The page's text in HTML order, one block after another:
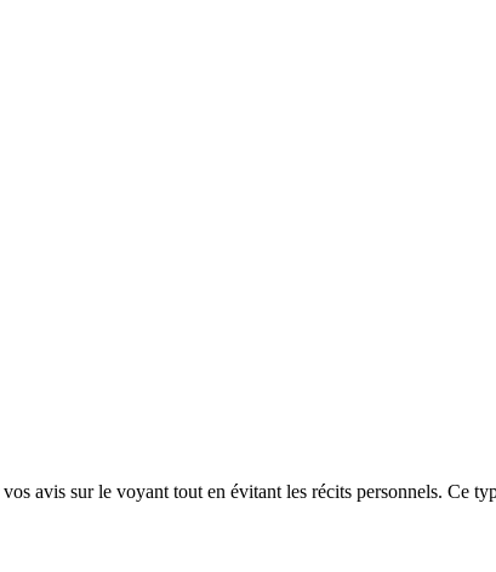
avis sur le voyant tout en évitant les récits personnels. Ce